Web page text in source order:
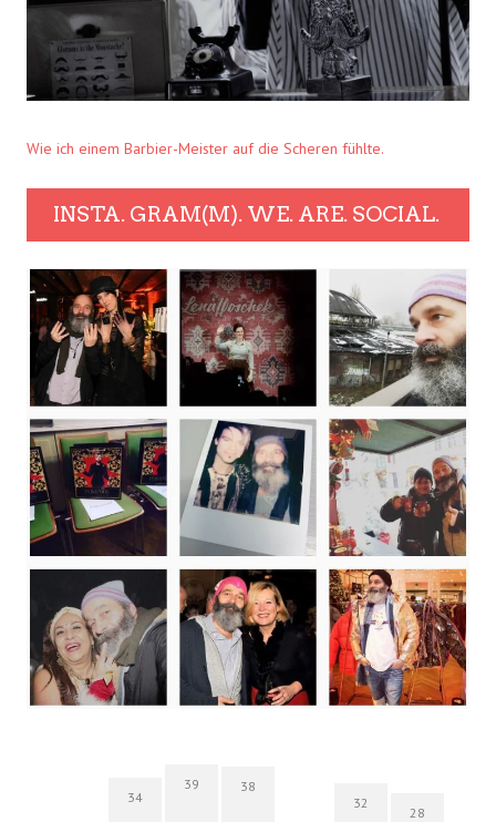
Wie ich einem Barbier-Meister auf die Scheren fühlte.
INSTA. GRAM(M). WE. ARE. SOCIAL.
34
39 38
32
28